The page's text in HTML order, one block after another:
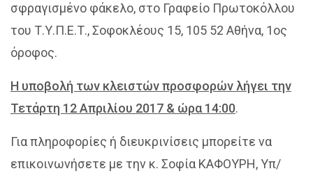
σφραγισμένο φάκελο, στο Γραφείο Πρωτοκόλλου
του Τ.Υ.Π.Ε.Τ., Σοφοκλέους 15, 105 52 Αθήνα, 1ος
όροφος.
Η υποβολή των κλειστών προσφορών λήγει την
Τετάρτη 12 Απριλίου 2017 & ώρα 14:00.
Για πληροφορίες ή διευκρινίσεις μπορείτε να
επικοινωνήσετε με την κ. Σοφία ΚΑΦΟΥΡΗ, Υπ/